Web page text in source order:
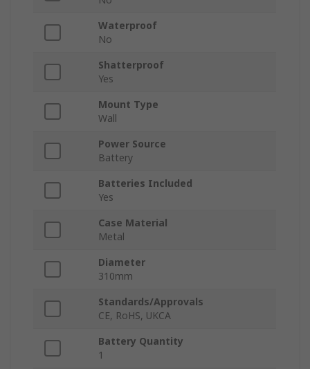
Waterproof
No
Shatterproof
Yes
Mount Type
Wall
Power Source
Battery
Batteries Included
Yes
Case Material
Metal
Diameter
310mm
Standards/Approvals
CE, RoHS, UKCA
Battery Quantity
1